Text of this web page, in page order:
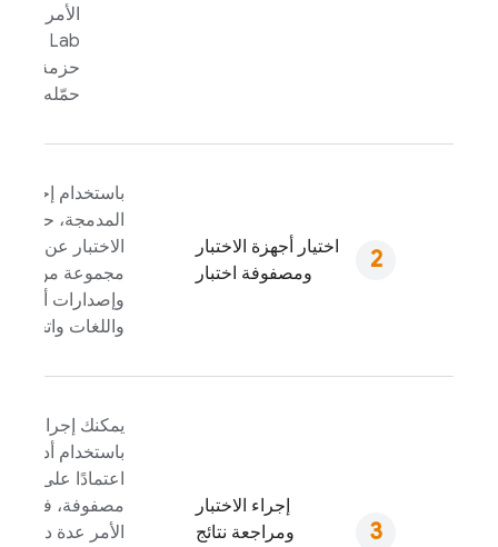
الأمر
Test Lab
حزمة
حمّله إلى Firebase.
اختيار أجهزة الاختبار
ومصفوفة اختبار
باستخدام إحدى
المدمجة، حدد
الاختبار عن
مجموعة من
وإصدارات أنظمة
واللغات
إجراء الاختبار
ومراجعة نتائج
يمكنك إجراء
باستخدام أدواتنا
اعتمادًا على حجم
مصفوفة، فقد
الأمر عدة دقائق